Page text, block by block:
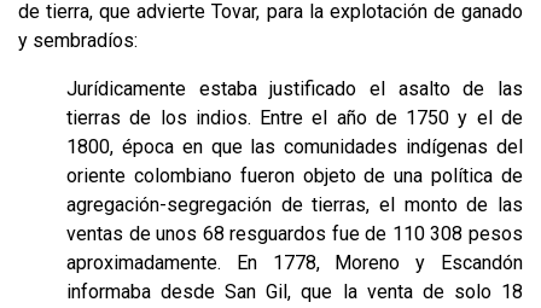
de tierra, que advierte Tovar, para la explotación de ganado
y sembradíos:
Jurídicamente estaba justificado el asalto de las
tierras de los indios. Entre el año de 1750 y el de
1800, época en que las comunidades indígenas del
oriente colombiano fueron objeto de una política de
agregación-segregación de tierras, el monto de las
ventas de unos 68 resguardos fue de 110 308 pesos
aproximadamente. En 1778, Moreno y Escandón
informaba desde San Gil, que la venta de solo 18